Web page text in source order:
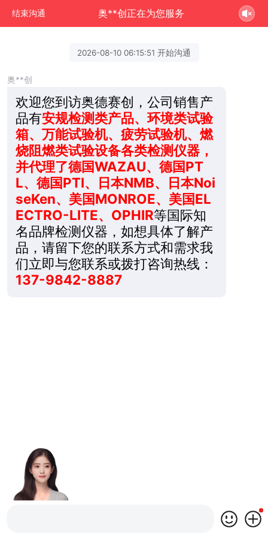
结束沟通 奥**创正在为您服务
2026-08-10 06:15:51 开始沟通
奥**创
欢迎您到访奥德赛创，公司销售产
品有安规检测类产品、环境类试验
箱、万能试验机、疲劳试验机、燃
烧阻燃类试验设备各类检测仪器，
并代理了德国WAZAU、德国PT
L、德国PTI、日本NMB、日本Noi
seKen、美国MONROE、美国EL
ECTRO-LITE、OPHIR等国际知
名品牌检测仪器，如想具体了解产
品，请留下您的联系方式和需求我
们立即与您联系或拨打咨询热线：
137-9842-8887